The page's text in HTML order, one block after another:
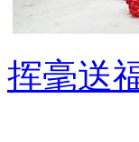
挥毫送